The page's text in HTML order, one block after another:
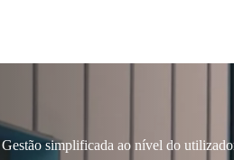
simplificada ao nível do